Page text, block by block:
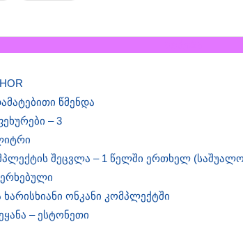
წმენდა
– 3
შეცვლა – 1 წელში ერთხელ
ონკანი კომპლექტში
– ესტონეთი